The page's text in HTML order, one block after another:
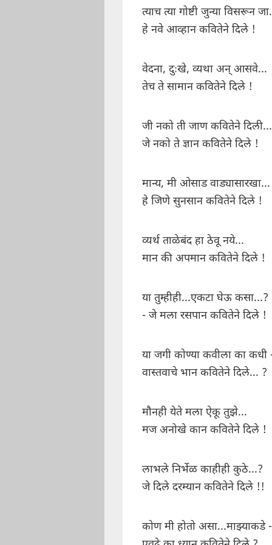
त्याच त्या गोष्टी जुन्या विसरून
हे नवे आव्हान कवितेने दिले !
वेदना, दुःखे, व्यथा अन् आसवे...
तेच ते सामान कवितेने दिले !
जी नको ती जाण कवितेने दिली...
जे नको ते ज्ञान कवितेने दिले !
मान्य, मी ओसाड वाड्यासारखा...
हे जिणे सुनसान कवितेने दिले !
व्यर्थ ताळेबंद हा ठेवू नये...
मान की अपमान कवितेने दिले !
या तुम्हीही...एकटा घेऊ कसा...?
- जे मला रसपान कवितेने दिले !
या जगी कोण्या कवीला का कधी
वास्तवाचे भान कवितेने दिले... ?
मौनही येते मला ऐकू तुझे...
मज अनोखे कान कवितेने दिले !
लाभले निर्भेळ काहीही कुठे...?
जे दिले दरम्यान कवितेने दिले !!
कोण मी होतो असा...माझ्याकडे -